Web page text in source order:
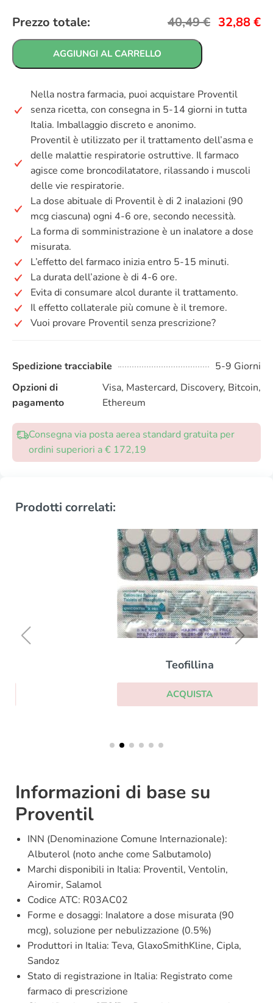
Prezzo totale: 40,49€ 32,88€
AGGIUNGI AL CARRELLO
Nella nostra farmacia, puoi acquistare Proventil
senza ricetta, con consegna in 5-14 giorni in tutta
Italia. Imballaggio discreto e anonimo.
Proventil è utilizzato per il trattamento dell’asma e
delle malattie respiratorie ostruttive. Il farmaco
agisce come broncodilatatore, rilassando i muscoli
delle vie respiratorie.
La dose abituale di Proventil è di 2 inalazioni (90
mcg ciascuna) ogni 4-6 ore, secondo necessità.
La forma di somministrazione è un inalatore a dose
misurata.
L’effetto del farmaco inizia entro 5-15 minuti.
La durata dell’azione è di 4-6 ore.
Evita di consumare alcol durante il trattamento.
Il effetto collaterale più comune è il tremore.
Vuoi provare Proventil senza prescrizione?
Spedizione tracciabile
5-9 Giorni
Opzioni di
pagamento
Visa, Mastercard, Discovery, Bitcoin,
Ethereum
Consegna via posta aerea standard gratuita per
ordini superiori a € 172,19
Prodotti correlati:
Informazioni di base su
Proventil
INN (Denominazione Comune Internazionale):
Albuterol (noto anche come Salbutamolo)
Marchi disponibili in Italia: Proventil, Ventolin,
Airomir, Salamol
Codice ATC: R03AC02
Forme e dosaggi: Inalatore a dose misurata (90
mcg), soluzione per nebulizzazione (0.5%)
Produttori in Italia: Teva, GlaxoSmithKline, Cipla,
Sandoz
Stato di registrazione in Italia: Registrato come
farmaco di prescrizione